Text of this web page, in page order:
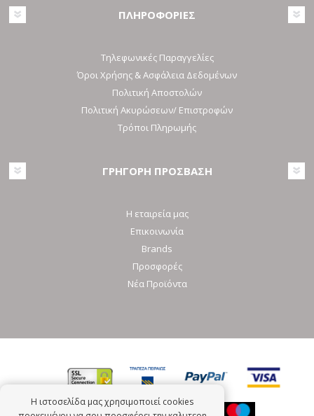
ΠΛΗΡΟΦΟΡΙΕΣ
Τηλεφωνικές Παραγγελίες
Όροι Χρήσης & Ασφάλεια Δεδομένων
Πολιτική Αποστολών
Πολιτική Ακυρώσεων/ Επιστροφών
Τρόποι Πληρωμής
ΓΡΗΓΟΡΗ ΠΡΟΣΒΑΣΗ
Η εταιρεία μας
Επικοινωνία
Brands
Προσφορές
Νέα Προϊόντα
Η ιστοσελίδα μας χρησιμοποιεί cookies